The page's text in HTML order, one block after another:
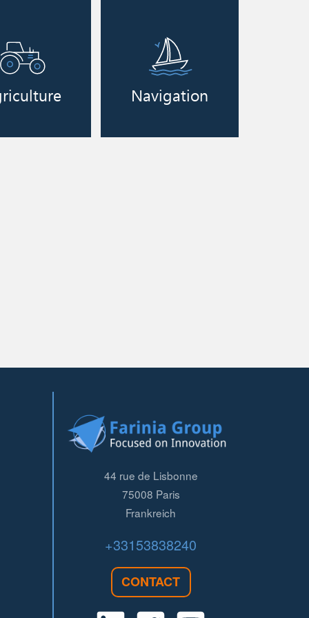
Navigation
44 rue de Lisbonne
75008 Paris
Frankreich
+33153838240
CONTACT